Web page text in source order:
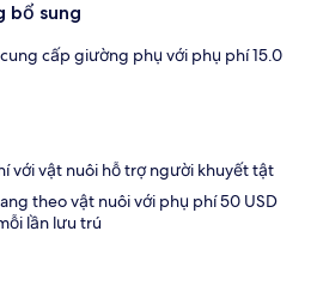
bổ sung
cấp giường phụ với phụ phí 15.0
với vật nuôi hỗ trợ người khuyết tật
theo vật nuôi với phụ phí 50 USD
lần lưu trú